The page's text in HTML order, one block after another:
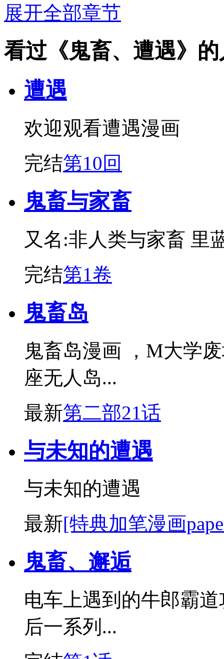
展开全部章节
看过《鬼畜、遭遇》
遭遇
欢迎观看遭遇漫画
完结第10回
鬼畜与家畜
又名:非人类与家畜 里
完结第1卷
鬼畜岛
鬼畜岛漫画 ，M大学
座无人岛...
最新第二部21话
与未知的遭遇
与未知的遭遇
最新[特典加笔漫画
鬼畜、邂逅
电车上遇到的牛郎霸
后一系列...